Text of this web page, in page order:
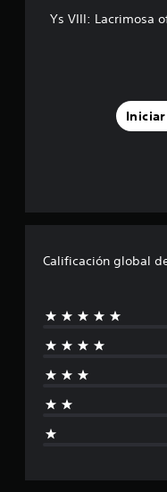
Ys VIII: Lacrimosa
Calificación global